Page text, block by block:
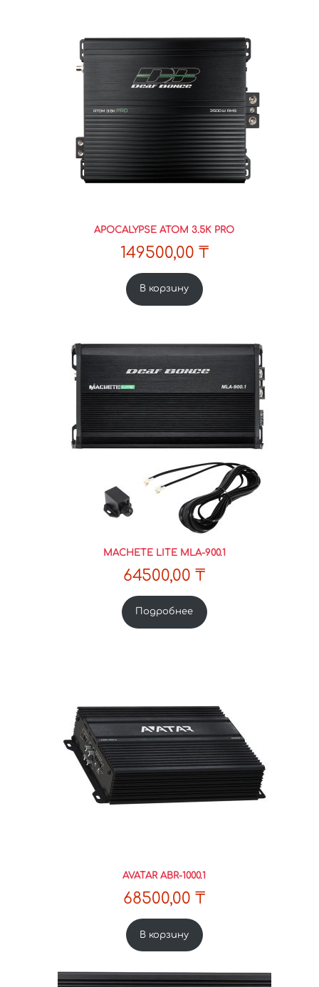
APOCALYPSE ATOM 3.5K PRO
149500,00 ₸
В корзину
MACHETE LITE MLA-900.1
64500,00₸
Подробнее
AVATAR ABR-1000.1
68500,00₸
В корзину